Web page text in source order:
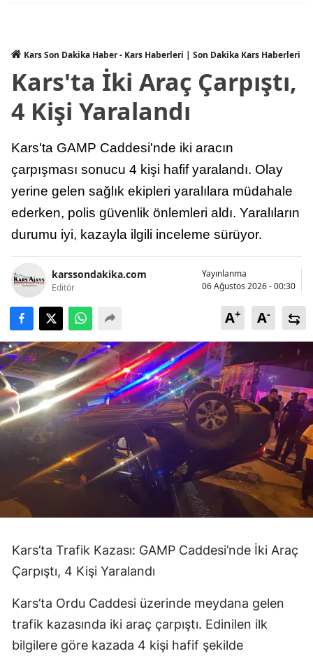
Kars Son Dakika Haber - Kars Haberleri | Son Dakika Kars Haberleri
Kars'ta İki Araç Çarpıştı,
4 Kişi Yaralandı
Kars'ta GAMP Caddesi'nde iki aracın
çarpışması sonucu 4 kişi hafif yaralandı. Olay
yerine gelen sağlık ekipleri yaralılara müdahale
ederken, polis güvenlik önlemleri aldı. Yaralıların
durumu iyi, kazayla ilgili inceleme sürüyor.
karssondakika.com
Editör
Yayınlanma
06 Ağustos 2026 - 00:30
A+ A-
Kars’ta Trafik Kazası: GAMP Caddesi’nde İki Araç
Çarpıştı, 4 Kişi Yaralandı
Kars’ta Ordu Caddesi üzerinde meydana gelen
trafik kazasında iki araç çarpıştı. Edinilen ilk
bilgilere göre kazada 4 kişi hafif şekilde